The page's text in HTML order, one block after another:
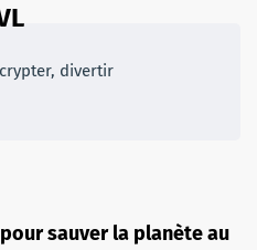
divertir
sauver la planète au